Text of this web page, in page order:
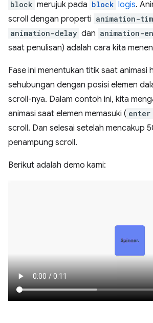
block merujuk pada block logis.
scroll dengan properti animation-
animation-delay dan animation-
saat penulisan) adalah cara kita
Fase ini menentukan titik saat animasi
sehubungan dengan posisi elemen
scroll-nya. Dalam contoh ini, kita
animasi saat elemen memasuki ( enter
scroll. Dan selesai setelah mencakup
penampung scroll.
Berikut adalah demo kami: